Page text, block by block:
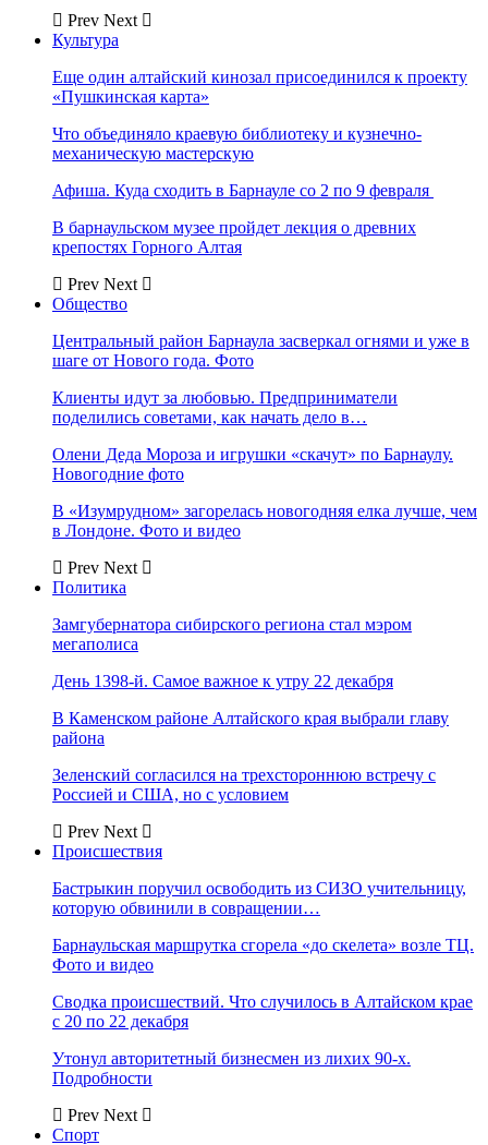
Prev Next
Культура
Еще один алтайский кинозал присоединился к проекту
«Пушкинская карта»
Что объединяло краевую библиотеку и кузнечно-
механическую мастерскую
Афиша. Куда сходить в Барнауле со 2 по 9 февраля
В барнаульском музее пройдет лекция о древних
крепостях Горного Алтая
Prev Next
Общество
Центральный район Барнаула засверкал огнями и уже в
шаге от Нового года. Фото
Клиенты идут за любовью. Предприниматели
поделились советами, как начать дело в…
Олени Деда Мороза и игрушки «скачут» по Барнаулу.
Новогодние фото
В «Изумрудном» загорелась новогодняя елка лучше, чем
в Лондоне. Фото и видео
Prev Next
Политика
Замгубернатора сибирского региона стал мэром
мегаполиса
День 1398-й. Самое важное к утру 22 декабря
В Каменском районе Алтайского края выбрали главу
района
Зеленский согласился на трехстороннюю встречу с
Россией и США, но с условием
Prev Next
Происшествия
Бастрыкин поручил освободить из СИЗО учительницу,
которую обвинили в совращении…
Барнаульская маршрутка сгорела «до скелета» возле ТЦ.
Фото и видео
Сводка происшествий. Что случилось в Алтайском крае
с 20 по 22 декабря
Утонул авторитетный бизнесмен из лихих 90-х.
Подробности
Prev Next
Спорт